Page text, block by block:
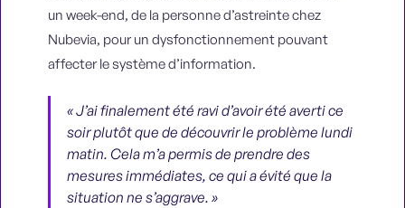
un week-end, de la personne d’astreinte chez
Nubevia, pour un dysfonctionnement pouvant
affecter le système d’information.
« J’ai finalement été ravi d’avoir été averti ce
soir plutôt que de découvrir le problème lundi
matin. Cela m’a permis de prendre des
mesures immédiates, ce qui a évité que la
situation ne s’aggrave. »